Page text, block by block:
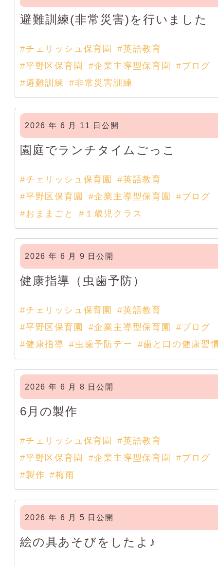
避難訓練(非常災害)を行いました
#チェリッシュ保育園
#英語教育
#平野区保育園
#企業主導型保育園
#ブログ
#避難訓練
#非常災害訓練
2026 年 6 月 11 日公開
園庭でランチタイムごっこ
#チェリッシュ保育園
#英語教育
#平野区保育園
#企業主導型保育園
#ブログ
#おままごと
#１歳児クラス
2026 年 6 月 9 日公開
健康指導（虫歯予防）
#チェリッシュ保育園
#英語教育
#平野区保育園
#企業主導型保育園
#ブログ
#健康指導
#虫歯予防デー #歯と口の健康習
2026 年 6 月 8 日公開
6月の製作
#チェリッシュ保育園
#英語教育
#平野区保育園
#企業主導型保育園
#ブログ
#製作 #梅雨
2026 年 6 月 5 日公開
絵の具あそびをしたよ♪